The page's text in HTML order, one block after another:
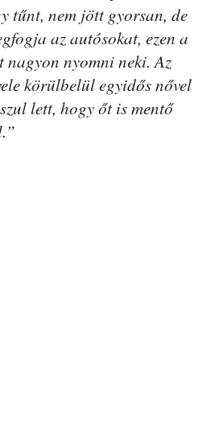
tűnt, nem jött gyorsan, de
az autósokat, ezen a
nagyon nyomni neki. Az
körülbelül egyidős nővel
lett, hogy őt is mentő